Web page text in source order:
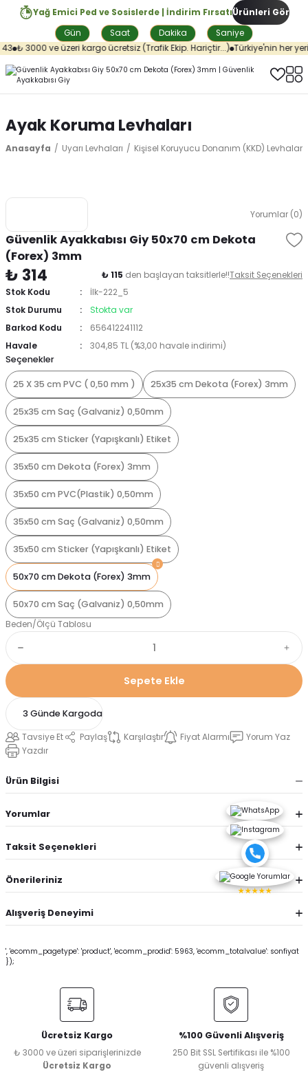
Yağ Emici Ped ve Sosislerde | İndirim Fırsatı
Gün
Saat Dakika Saniye
Ürünleri Gör
₺ 3000 ve üzeri kargo ücretsiz (Trafik Ekip. Hariçtir...) Türkiye'nin her
Ayak Koruma Levhaları
Anasayfa Uyarı Levhaları Kişisel Koruyucu Donanım (KKD) Levhaları
Yorumlar (0)
Güvenlik Ayakkabısı Giy 50x70 cm Dekota
(Forex) 3mm
₺ 314 ₺ 115 den başlayan taksitlerle!!Taksit Seçenekleri
Stok Kodu
İlk-222_5
Stok Durumu
Stokta var
Barkod Kodu
656412241112
Havale
304,85 TL (%3,00 havale indirimi)
Seçenekler
25 X 35 cm PVC ( 0,50 mm ) 25x35 cm Dekota (Forex) 3mm
25x35 cm Saç (Galvaniz) 0,50mm
25x35 cm Sticker (Yapışkanlı) Etiket
35x50 cm Dekota (Forex) 3mm
35x50 cm PVC(Plastik) 0,50mm
35x50 cm Saç (Galvaniz) 0,50mm
35x50 cm Sticker (Yapışkanlı) Etiket
50x70 cm Dekota (Forex) 3mm
50x70 cm Saç (Galvaniz) 0,50mm
Beden/Ölçü Tablosu
Sepete Ekle
3 Günde Kargoda
Tavsiye Et Paylaş Karşılaştır Fiyat Alarmı
Yorum Yaz
Yazdır
Ürün Bilgisi
Yorumlar
Taksit Seçenekleri
Önerileriniz
Alışveriş Deneyimi
', 'ecomm_pagetype': 'product', 'ecomm_prodid': 5963, 'ecomm_totalvalue': sonfiyat
});
Ücretsiz Kargo
₺ 3000 ve üzeri siparişlerinizde
Ücretsiz Kargo
%100 Güvenli Alışveriş
250 Bit SSL Sertifikası ile %100
güvenli alışveriş
★★★★★